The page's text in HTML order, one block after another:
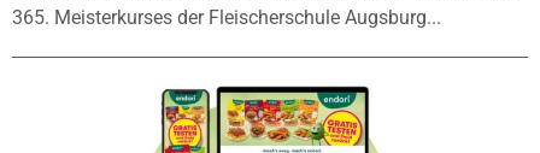
365. Meisterkurses der Fleischerschule Augsburg...